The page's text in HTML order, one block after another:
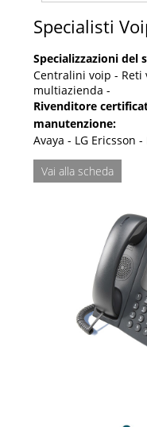
Specialisti
Specializzazioni del
Centralini voip -
multiazienda -
Rivenditore
manutenzione:
Avaya - LG Ericsson
Vai alla scheda